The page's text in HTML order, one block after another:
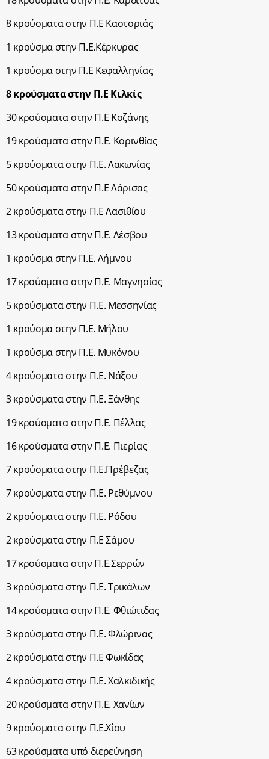
8 κρούσματα στην Π.Ε Καστοριάς
1 κρούσμα στην Π.Ε.Κέρκυρας
1 κρούσμα στην Π.Ε Κεφαλληνίας
8 κρούσματα στην Π.Ε Κιλκίς
30 κρούσματα στην Π.Ε Κοζάνης
19 κρούσματα στην Π.Ε. Κορινθίας
5 κρούσματα στην Π.Ε. Λακωνίας
50 κρούσματα στην Π.Ε Λάρισας
2 κρούσματα στην Π.Ε Λασιθίου
13 κρούσματα στην Π.Ε. Λέσβου
1 κρούσμα στην Π.Ε. Λήμνου
17 κρούσματα στην Π.Ε. Μαγνησίας
5 κρούσματα στην Π.Ε. Μεσσηνίας
1 κρούσμα στην Π.Ε. Μήλου
1 κρούσμα στην Π.Ε. Μυκόνου
4 κρούσματα στην Π.Ε. Νάξου
3 κρούσματα στην Π.Ε. Ξάνθης
19 κρούσματα στην Π.Ε. Πέλλας
16 κρούσματα στην Π.Ε. Πιερίας
7 κρούσματα στην Π.Ε.Πρέβεζας
7 κρούσματα στην Π.Ε. Ρεθύμνου
2 κρούσματα στην Π.Ε. Ρόδου
2 κρούσματα στην Π.Ε Σάμου
17 κρούσματα στην Π.Ε.Σερρών
3 κρούσματα στην Π.Ε. Τρικάλων
14 κρούσματα στην Π.Ε. Φθιώτιδας
3 κρούσματα στην Π.Ε. Φλώρινας
2 κρούσματα στην Π.Ε Φωκίδας
4 κρούσματα στην Π.Ε. Χαλκιδικής
20 κρούσματα στην Π.Ε. Χανίων
9 κρούσματα στην Π.Ε.Χίου
63 κρούσματα υπό διερεύνηση